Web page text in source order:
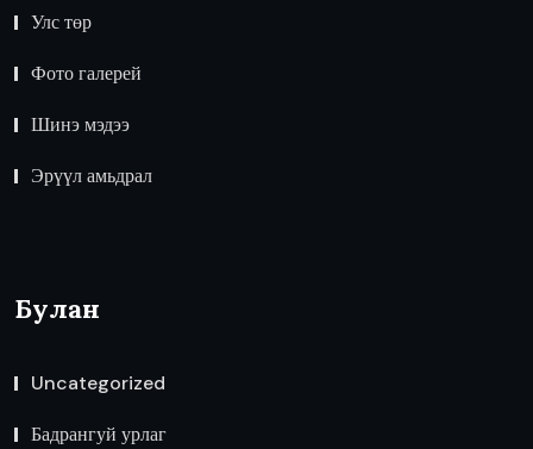
Улс төр
Фото галерей
Шинэ мэдээ
Эрүүл амьдрал
Булан
Uncategorized
Бадрангуй урлаг